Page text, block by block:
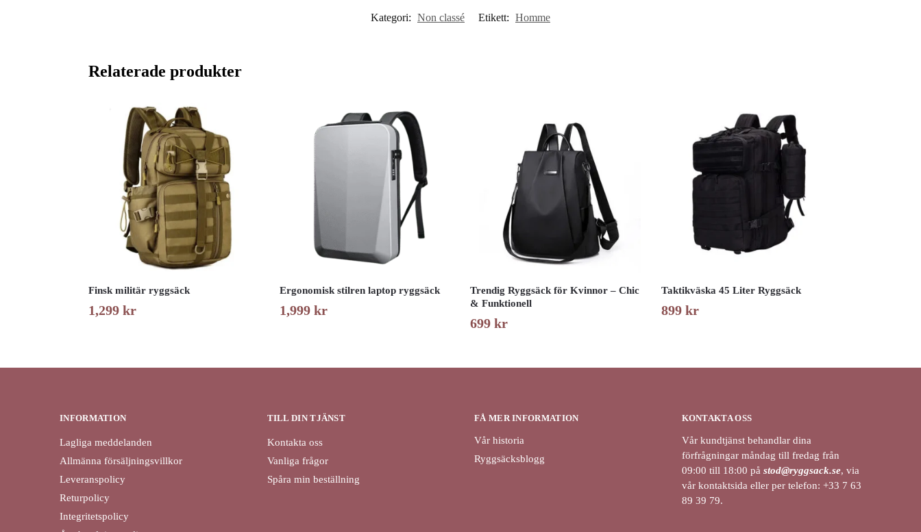
Kategori: Non classé Etikett: Homme
Relaterade produkter
Finsk militär ryggsäck
1,299 kr
Ergonomisk stilren laptop ryggsäck
1,999 kr
Trendig Ryggsäck för Kvinnor – Chic
& Funktionell
699kr
Taktikväska 45 Liter Ryggsäck
899kr
INFORMATION
Lagliga meddelanden
Allmänna försäljningsvillkor
Leveranspolicy
Returpolicy
Integritetspolicy
TILL DIN TJÄNST
Kontakta oss
Vanliga frågor
Spåra min beställning
FÅ MER INFORMATION
Vår historia
Ryggsäcksblogg
KONTAKTA OSS
Vår kundtjänst behandlar dina
förfrågningar måndag till fredag från
09:00 till 18:00 på stod@ryggsack.se, via
vår kontaktsida eller per telefon: +33 7 63
89 39 79.